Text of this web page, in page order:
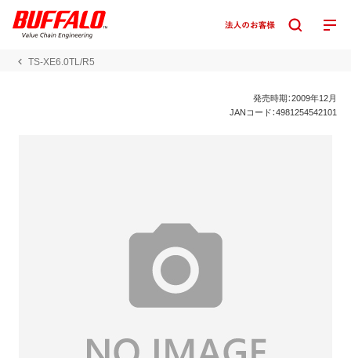
TS-XE6.0TL/R5
発売時期：2009年12月
JANコード：4981254542101